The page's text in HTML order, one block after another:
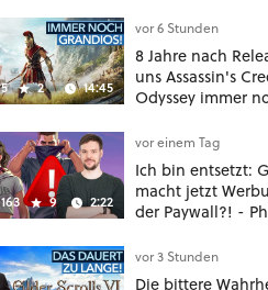
2 14:45
vor 6 Stunden
8 Jahre nach
uns Assassin's
Odyssey immer
9 2:22
vor einem Tag
Ich bin entsetzt:
macht jetzt
der Paywall?! -
Deal
vor 3 Stunden
Die bittere